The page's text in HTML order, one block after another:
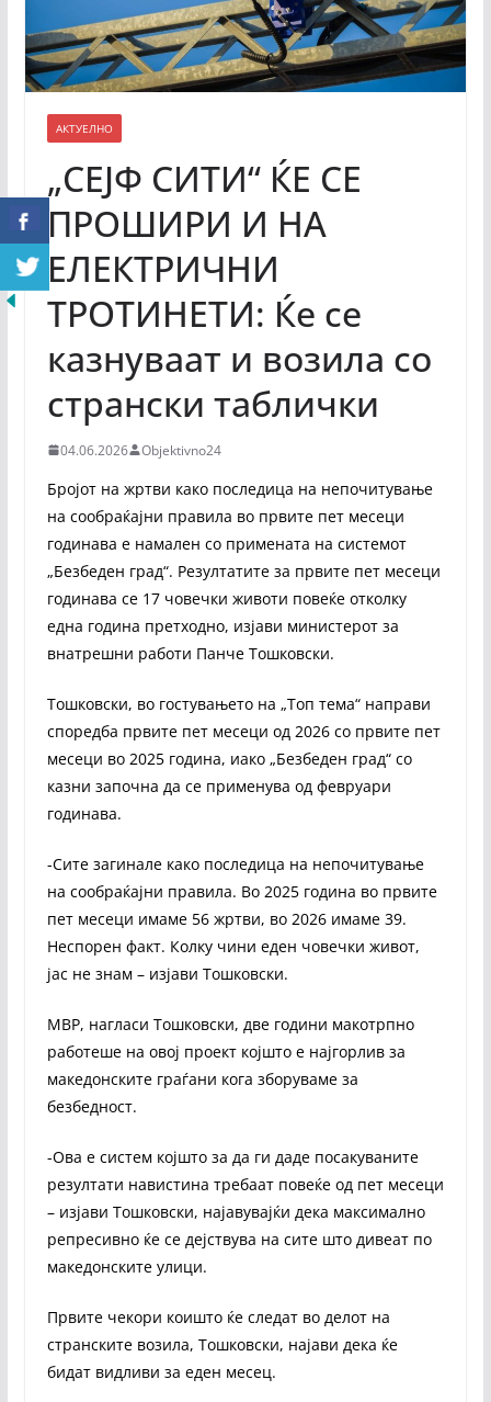
АКТУЕЛНО
„СЕЈФ СИТИ“ ЌЕ СЕ
ПРОШИРИ И НА
ЕЛЕКТРИЧНИ
ТРОТИНЕТИ: Ќе се
казнуваат и возила со
странски таблички
04.06.2026 Objektivno24
Бројот на жртви како последица на непочитување
на сообраќајни правила во првите пет месеци
годинава е намален со примената на системот
„Безбеден град“. Резултатите за првите пет месеци
годинава се 17 човечки животи повеќе отколку
една година претходно, изјави министерот за
внатрешни работи Панче Тошковски.
Тошковски, во гостувањето на „Топ тема“ направи
споредба првите пет месеци од 2026 со првите пет
месеци во 2025 година, иако „Безбеден град“ со
казни започна да се применува од февруари
годинава.
-Сите загинале како последица на непочитување
на сообраќајни правила. Во 2025 година во првите
пет месеци имаме 56 жртви, во 2026 имаме 39.
Неспорен факт. Колку чини еден човечки живот,
јас не знам – изјави Тошковски.
МВР, нагласи Тошковски, две години макотрпно
работеше на овој проект којшто е најгорлив за
македонските граѓани кога зборуваме за
безбедност.
-Ова е систем којшто за да ги даде посакуваните
резултати навистина требаат повеќе од пет месеци
– изјави Тошковски, најавувајќи дека максимално
репресивно ќе се дејствува на сите што дивеат по
македонските улици.
Првите чекори коишто ќе следат во делот на
странските возила, Тошковски, најави дека ќе
бидат видливи за еден месец.